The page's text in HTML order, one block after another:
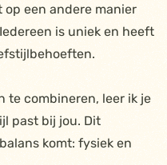
een andere manier
is uniek en heeft
te combineren, leer ik je
past bij jou. Dit
komt: fysiek en